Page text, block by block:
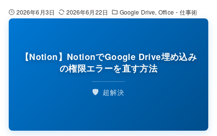
2026年6月3日 2026年6月22日 Google Drive Office・仕事術
【Notion】NotionでGoogle Drive埋め込み
の権限エラーを直す方法
🛡️ 超解決